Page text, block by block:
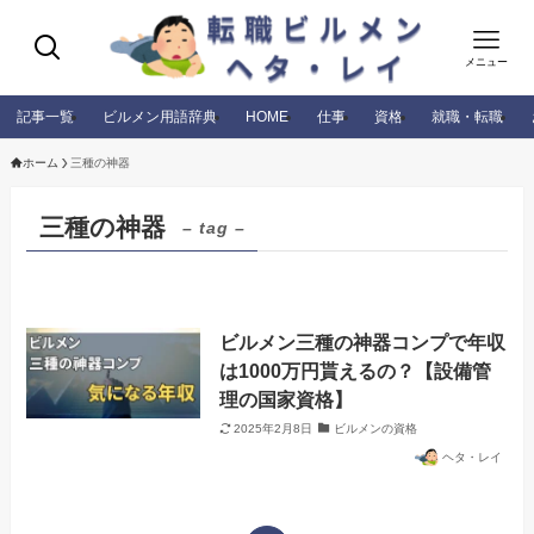
メニュー
記事一覧 ビルメン用語辞典 HOME 仕事 資格 就職・転職
ホーム 三種の神器
三種の神器 – tag –
ビルメン三種の神器コンプで年収
は1000万円貰えるの？【設備管
理の国家資格】
2025年2月8日 ビルメンの資格
ヘタ・レイ